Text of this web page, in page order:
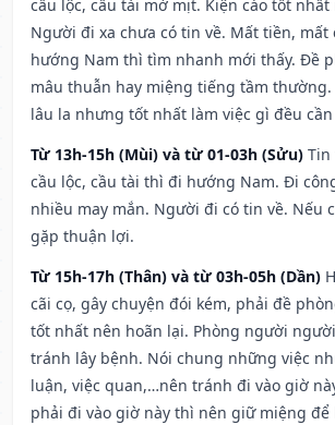
cầu lộc, cầu tài mờ mịt. Kiện cáo tốt nhất
Người đi xa chưa có tin về. Mất tiền, mất
hướng Nam thì tìm nhanh mới thấy. Đề
mâu thuẫn hay miệng tiếng tầm thường.
lâu la nhưng tốt nhất làm việc gì đều cần
Từ 13h-15h (Mùi) và từ 01-03h (Sửu) Tin
cầu lộc, cầu tài thì đi hướng Nam. Đi
nhiều may mắn. Người đi có tin về. Nếu
gặp thuận lợi.
Từ 15h-17h (Thân) và từ 03h-05h (Dần)
cãi cọ, gây chuyện đói kém, phải đề
tốt nhất nên hoãn lại. Phòng người
tránh lây bệnh. Nói chung những việc
luận, việc quan,…nên tránh đi vào giờ
phải đi vào giờ này thì nên giữ miệng để